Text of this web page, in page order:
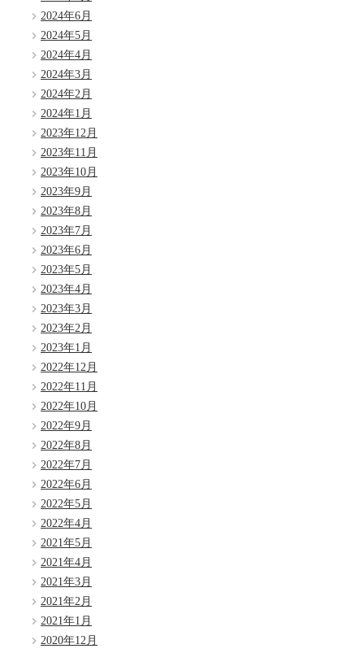
2024年6月
2024年5月
2024年4月
2024年3月
2024年2月
2024年1月
2023年12月
2023年11月
2023年10月
2023年9月
2023年8月
2023年7月
2023年6月
2023年5月
2023年4月
2023年3月
2023年2月
2023年1月
2022年12月
2022年11月
2022年10月
2022年9月
2022年8月
2022年7月
2022年6月
2022年5月
2022年4月
2021年5月
2021年4月
2021年3月
2021年2月
2021年1月
2020年12月